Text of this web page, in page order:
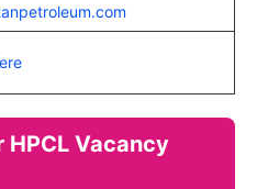
Vacancy